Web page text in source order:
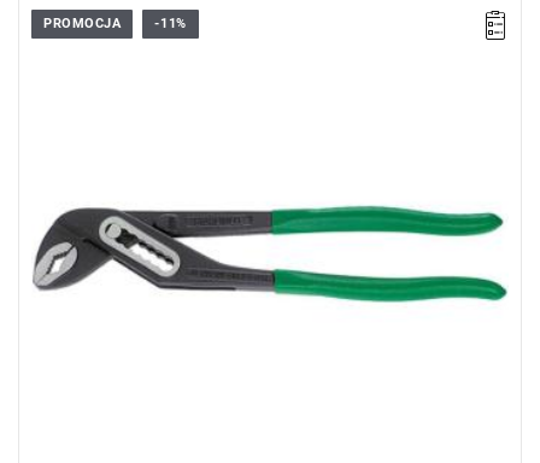
PROMOCJA -11%